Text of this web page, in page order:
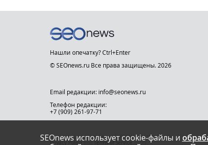
SEOnews использует cookie-файлы и
Нашли опечатку? Ctrl+Enter
© SEOnews.ru Все права защищены. 2026
Email редакции: info@seonews.ru
Телефон редакции:
+7 (909) 261-97-71
This site is protected by reCAPTCHA and the Google
Privacy Policyand Terms of Serviceapply.